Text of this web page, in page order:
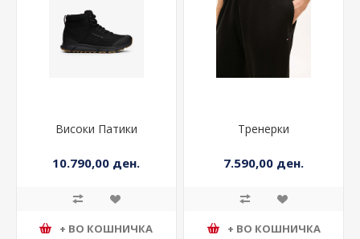
Високи Патики
10.790,00 ден.
Тренерки
7.590,00 ден.